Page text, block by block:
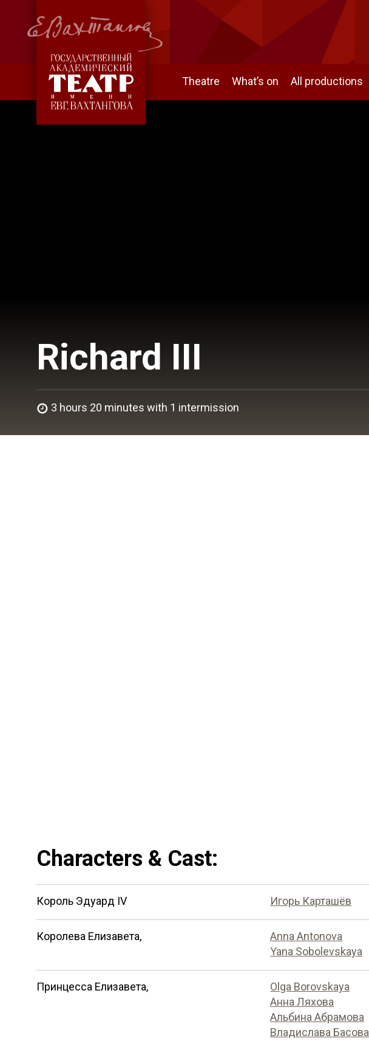
Theatre What’s on All productions
Richard III
3 hours 20 minutes with 1 intermission
Characters & Cast:
Король Эдуард IV Игорь Карташёв
Королева Елизавета,
Anna Antonova
Yana Sobolevskaya
Принцесса Елизавета,
Olga Borovskaya
Анна Ляхова
Альбина Абрамова
Владислава Басова